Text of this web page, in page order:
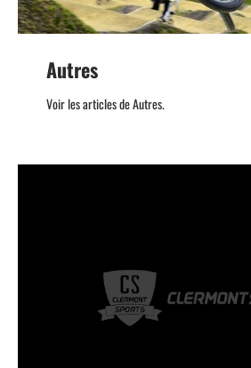
Autres
Voir les articles de Autres.